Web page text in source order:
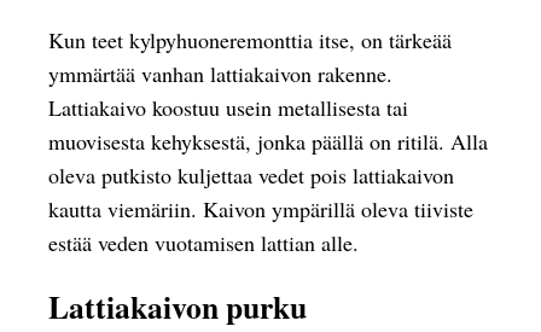
Kun teet kylpyhuoneremonttia itse, on tärkeää
ymmärtää vanhan lattiakaivon rakenne.
Lattiakaivo koostuu usein metallisesta tai
muovisesta kehyksestä, jonka päällä on ritilä. Alla
oleva putkisto kuljettaa vedet pois lattiakaivon
kautta viemäriin. Kaivon ympärillä oleva tiiviste
estää veden vuotamisen lattian alle.
Lattiakaivon purku